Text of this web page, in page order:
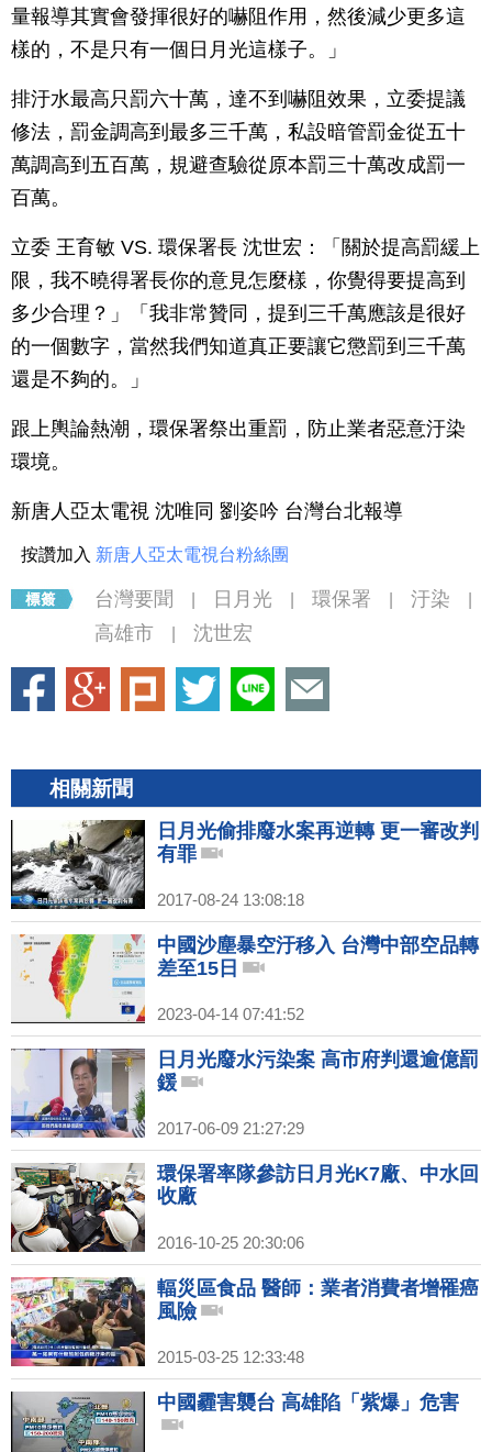
量報導其實會發揮很好的嚇阻作用，然後減少更多這
樣的，不是只有一個日月光這樣子。」
排汙水最高只罰六十萬，達不到嚇阻效果，立委提議
修法，罰金調高到最多三千萬，私設暗管罰金從五十
萬調高到五百萬，規避查驗從原本罰三十萬改成罰一
百萬。
立委 王育敏 VS. 環保署長 沈世宏：「關於提高罰緩上
限，我不曉得署長你的意見怎麼樣，你覺得要提高到
多少合理？」「我非常贊同，提到三千萬應該是很好
的一個數字，當然我們知道真正要讓它懲罰到三千萬
還是不夠的。」
跟上輿論熱潮，環保署祭出重罰，防止業者惡意汙染
環境。
新唐人亞太電視 沈唯同 劉姿吟 台灣台北報導
按讚加入 新唐人亞太電視台粉絲團
台灣要聞 日月光 環保署 汙染
高雄市 沈世宏
相關新聞
日月光偷排廢水案再逆轉 更一審改判
有罪
2017-08-24 13:08:18
中國沙塵暴空汙移入 台灣中部空品轉
差至15日
2023-04-14 07:41:52
日月光廢水污染案 高市府判還逾億罰
鍰
2017-06-09 21:27:29
環保署率隊參訪日月光K7廠、中水回
收廠
2016-10-25 20:30:06
輻災區食品 醫師：業者消費者增罹癌
風險
2015-03-25 12:33:48
中國霾害襲台 高雄陷「紫爆」危害